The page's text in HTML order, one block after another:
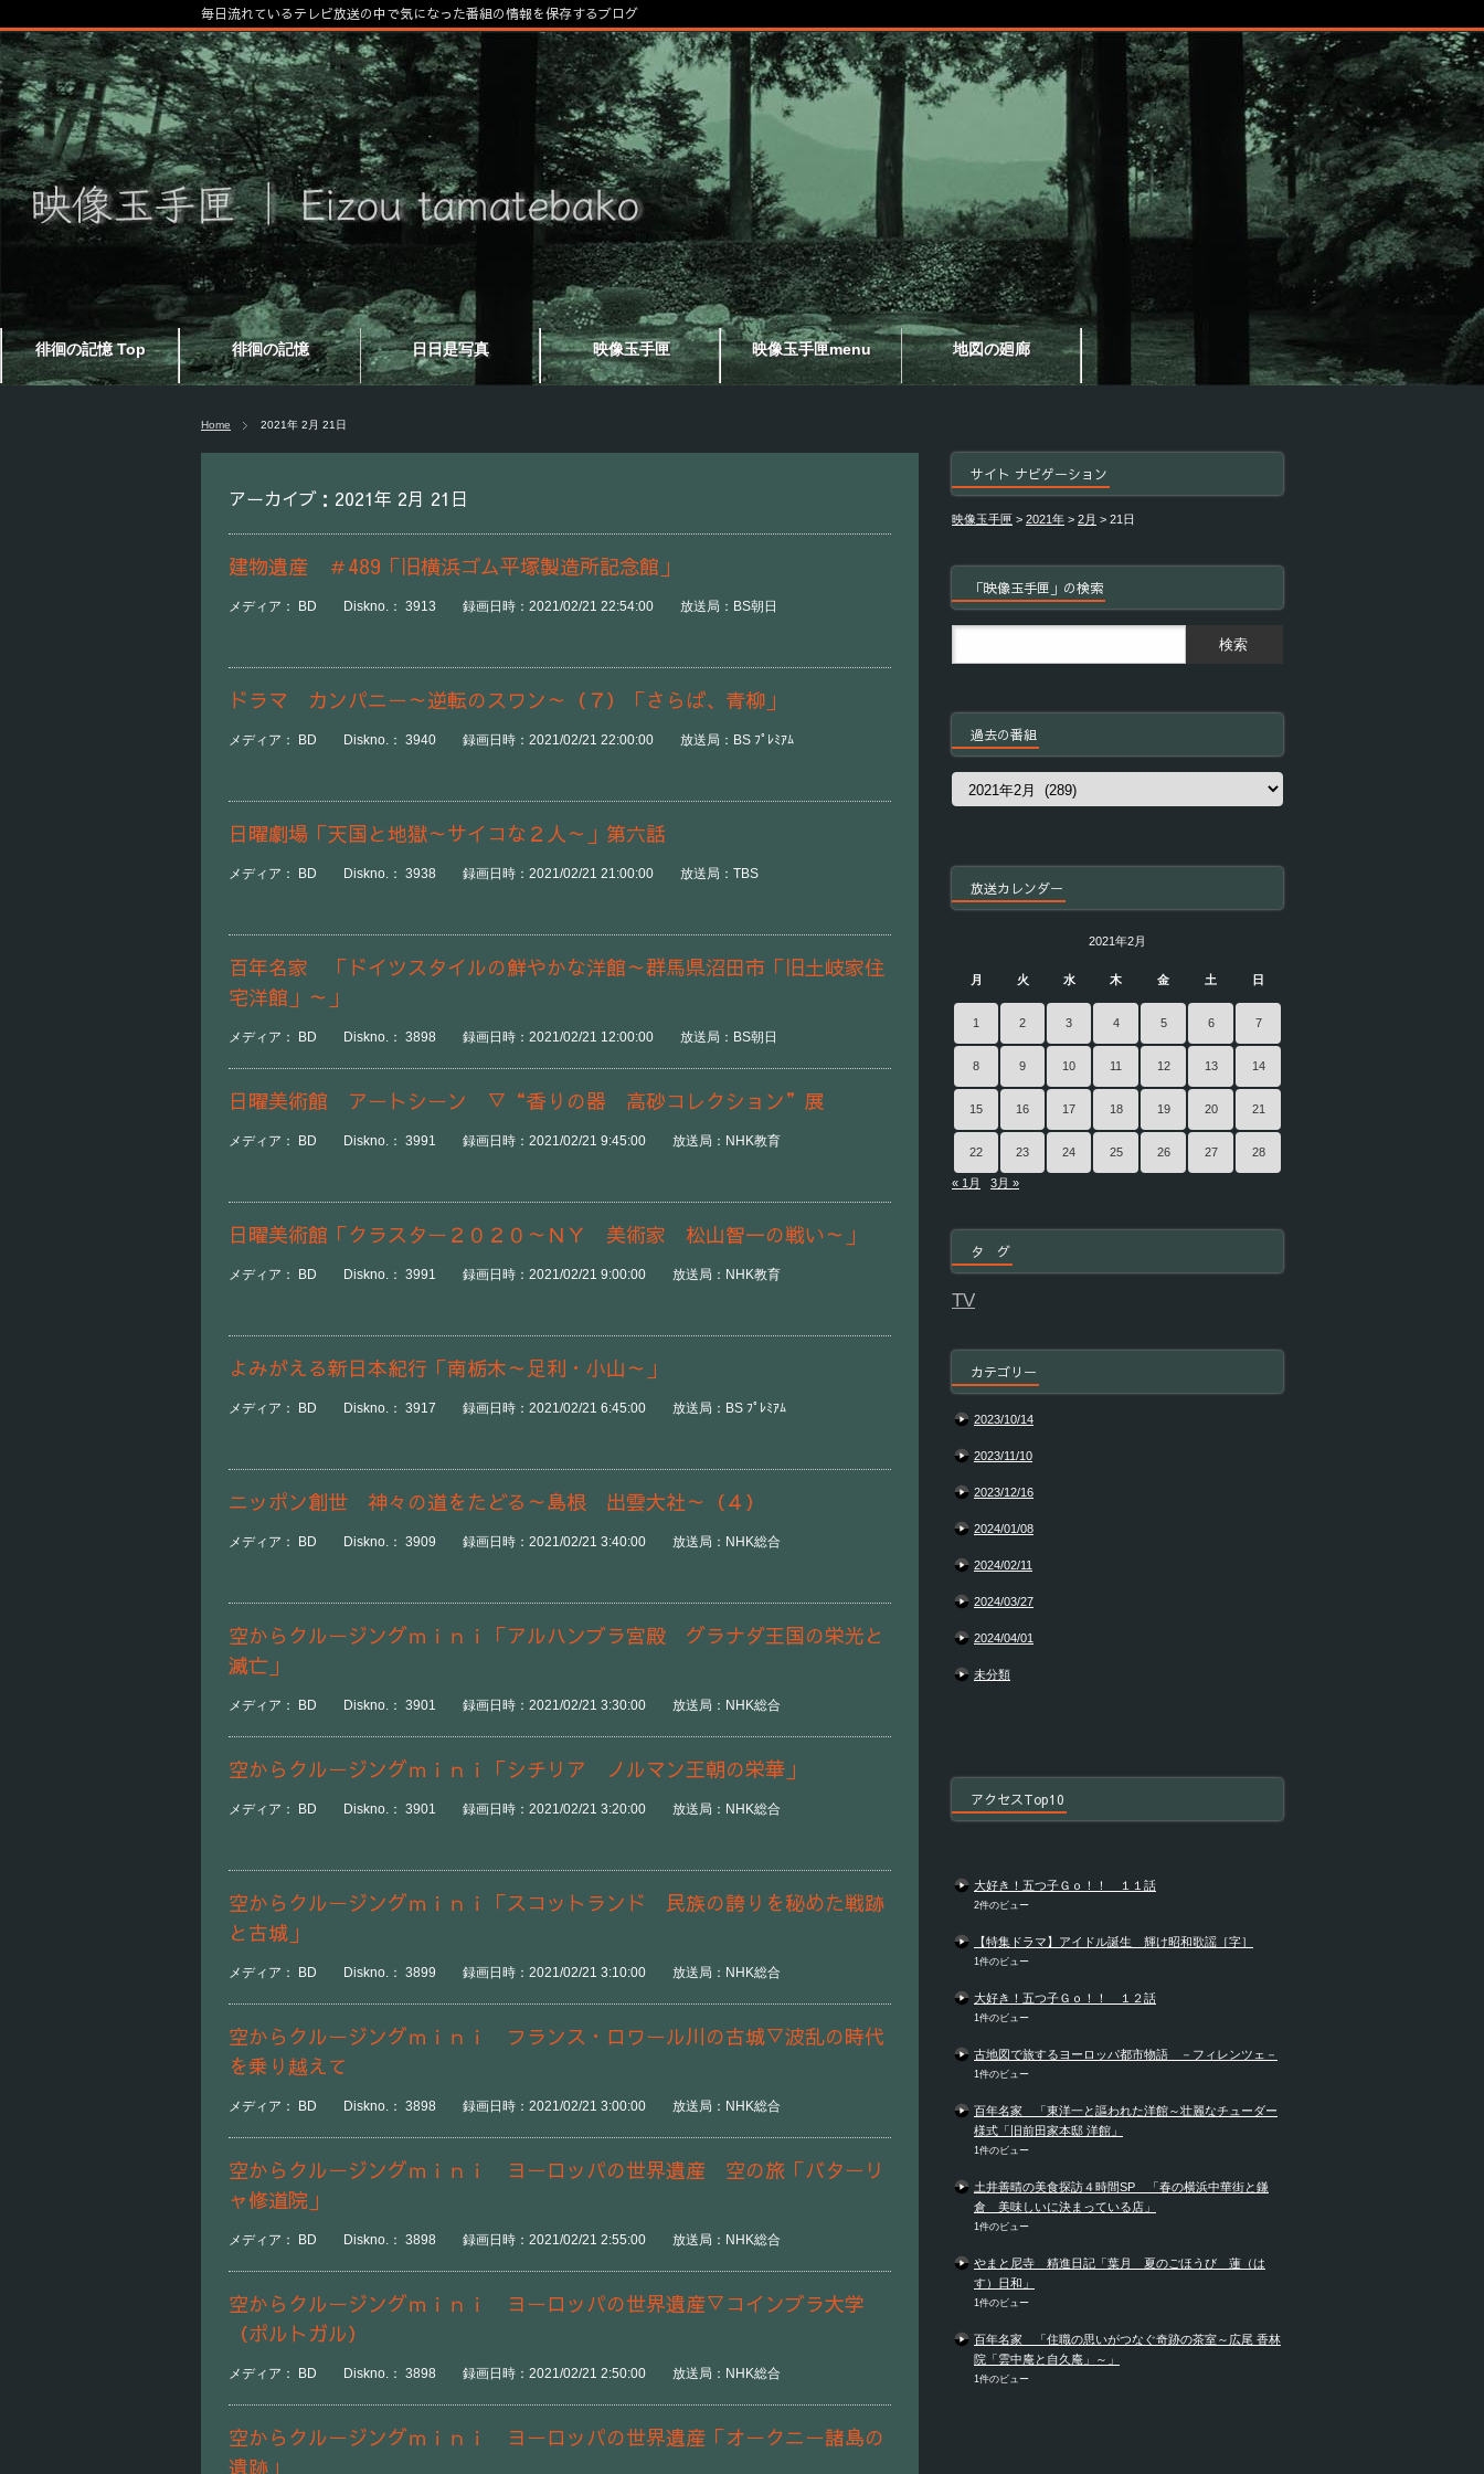
徘徊の記憶 Top 徘徊の記憶 日日是写真 映像玉手匣 映像玉手匣menu 地図の廻廊
毎日流れているテレビ放送の中で気になった番組の情報を保存するブログ
Home 2021年 2月 21日
アーカイブ：2021年 2月 21日
建物遺産 ＃489「旧横浜ゴム平塚製造所記念館」
メディア： BD Diskno.： 3913 録画日時：2021/02/21 22:54:00 放送局：BS朝日
ドラマ カンパニー～逆転のスワン～（７）「さらば、青柳」
メディア： BD Diskno.： 3940 録画日時：2021/02/21 22:00:00 放送局：BS ﾌﾟﾚﾐｱﾑ
日曜劇場「天国と地獄～サイコな２人～」第六話
メディア： BD Diskno.： 3938 録画日時：2021/02/21 21:00:00 放送局：TBS
百年名家 「ドイツスタイルの鮮やかな洋館～群馬県沼田市「旧土岐家住
宅洋館」～」
メディア： BD Diskno.： 3898 録画日時：2021/02/21 12:00:00 放送局：BS朝日
日曜美術館 アートシーン ▽“香りの器 高砂コレクション”展
メディア： BD Diskno.： 3991 録画日時：2021/02/21 9:45:00 放送局：NHK教育
日曜美術館「クラスター２０２０～ＮＹ 美術家 松山智一の戦い～」
メディア： BD Diskno.： 3991 録画日時：2021/02/21 9:00:00 放送局：NHK教育
よみがえる新日本紀行「南栃木～足利・小山～」
メディア： BD Diskno.： 3917 録画日時：2021/02/21 6:45:00 放送局：BS ﾌﾟﾚﾐｱﾑ
ニッポン創世 神々の道をたどる～島根 出雲大社～（４）
メディア： BD Diskno.： 3909 録画日時：2021/02/21 3:40:00 放送局：NHK総合
空からクルージングｍｉｎｉ「アルハンブラ宮殿 グラナダ王国の栄光と
滅亡」
メディア： BD Diskno.： 3901 録画日時：2021/02/21 3:30:00 放送局：NHK総合
空からクルージングｍｉｎｉ「シチリア ノルマン王朝の栄華」
メディア： BD Diskno.： 3901 録画日時：2021/02/21 3:20:00 放送局：NHK総合
空からクルージングｍｉｎｉ「スコットランド 民族の誇りを秘めた戦跡
と古城」
メディア： BD Diskno.： 3899 録画日時：2021/02/21 3:10:00 放送局：NHK総合
空からクルージングｍｉｎｉ フランス・ロワール川の古城▽波乱の時代
を乗り越えて
メディア： BD Diskno.： 3898 録画日時：2021/02/21 3:00:00 放送局：NHK総合
空からクルージングｍｉｎｉ ヨーロッパの世界遺産 空の旅「バターリ
ャ修道院」
メディア： BD Diskno.： 3898 録画日時：2021/02/21 2:55:00 放送局：NHK総合
空からクルージングｍｉｎｉ ヨーロッパの世界遺産▽コインブラ大学
（ポルトガル）
メディア： BD Diskno.： 3898 録画日時：2021/02/21 2:50:00 放送局：NHK総合
空からクルージングｍｉｎｉ ヨーロッパの世界遺産「オークニー諸島の
遺跡」
サイト ナビゲーション
映像玉手匣 > 2021年 > 2月 > 21日
「映像玉手匣」の検索
過去の番組
過
放送カレンダー
2021年2月
月 火 水 木 金 土 日
1 2 3 4 5 6 7
8 9 10 11 12 13 14
15 16 17 18 19 20 21
22 23 24 25 26 27 28
« 1月 3月 »
タ グ
TV
カテゴリー
2023/10/14
2023/11/10
2023/12/16
2024/01/08
2024/02/11
2024/03/27
2024/04/01
未分類
アクセスTop10
大好き！五つ子Ｇｏ！！ １１話
2件のビュー
【特集ドラマ】アイドル誕生 輝け昭和歌謡［字］
1件のビュー
大好き！五つ子Ｇｏ！！ １２話
1件のビュー
古地図で旅するヨーロッパ都市物語 －フィレンツェ－
1件のビュー
百年名家 「東洋一と謳われた洋館～壮麗なチューダー
様式「旧前田家本邸 洋館」
1件のビュー
土井善晴の美食探訪４時間SP 「春の横浜中華街と鎌
倉 美味しいに決まっている店」
1件のビュー
やまと尼寺 精進日記「葉月 夏のごほうび 蓮（は
す）日和」
1件のビュー
百年名家 「住職の思いがつなぐ奇跡の茶室～広尾 香林
院「雲中庵と自久庵」～」
1件のビュー